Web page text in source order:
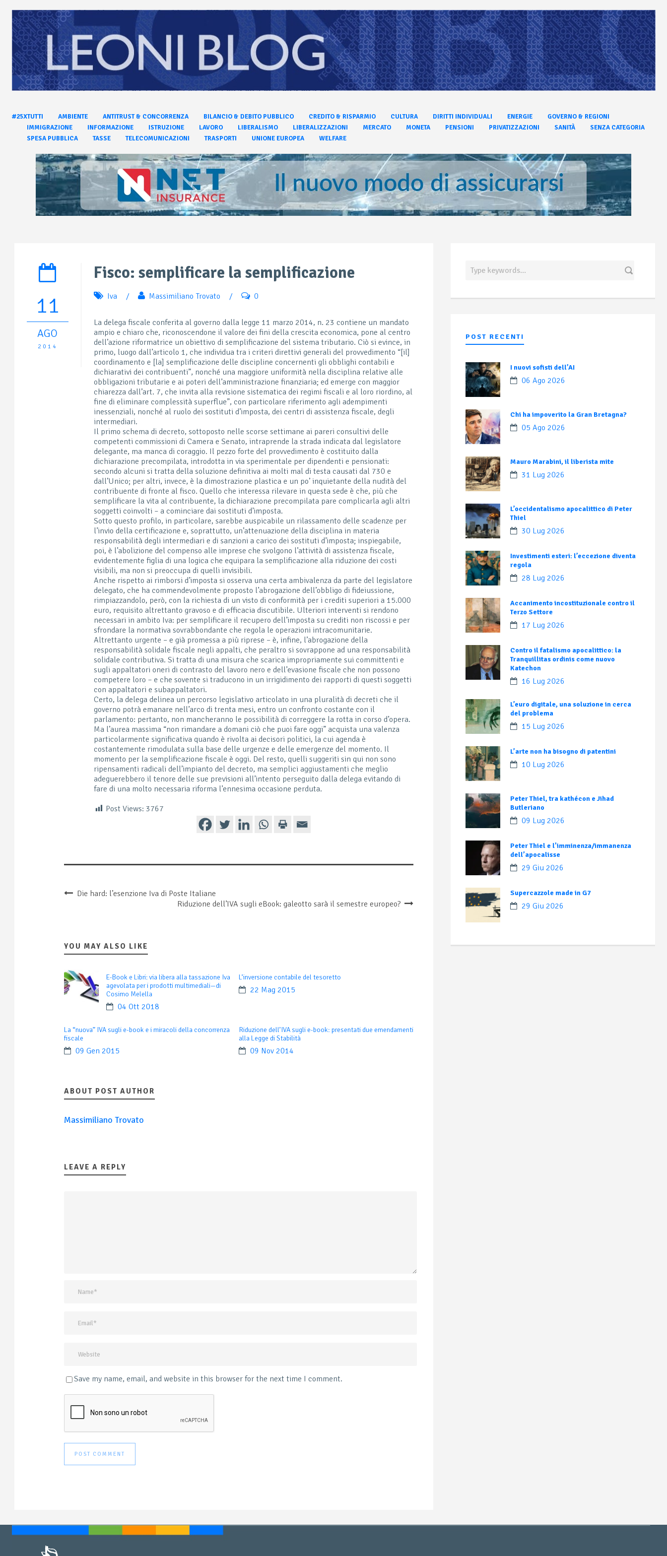
#25XTUTTI AMBIENTE ANTITRUST & CONCORRENZA BILANCIO & DEBITO PUBBLICO CREDITO & RISPARMIO CULTURA DIRITTI INDIVIDUALI ENERGIE
GOVERNO & REGIONI
IMMIGRAZIONE
INFORMAZIONE ISTRUZIONE LAVORO LIBERALISMO LIBERALIZZAZIONI MERCATO MONETA PENSIONI PRIVATIZZAZIONI SANITÀ
SENZA CATEGORIA
SPESA PUBBLICA
TASSE TELECOMUNICAZIONI TRASPORTI UNIONE EUROPEA WELFARE
11
AGO
2014
Fisco: semplificare la semplificazione
Iva / Massimiliano Trovato / 0
La delega fiscale conferita al governo dalla legge 11 marzo 2014, n. 23 contiene un mandato
ampio e chiaro che, riconoscendone il valore dei fini della crescita economica, pone al centro
dell’azione riformatrice un obiettivo di semplificazione del sistema tributario. Ciò si evince, in
primo, luogo dall’articolo 1, che individua tra i criteri direttivi generali del provvedimento “[il]
coordinamento e [la] semplificazione delle discipline concernenti gli obblighi contabili e
dichiarativi dei contribuenti”, nonché una maggiore uniformità nella disciplina relative alle
obbligazioni tributarie e ai poteri dell’amministrazione finanziaria; ed emerge con maggior
chiarezza dall’art. 7, che invita alla revisione sistematica dei regimi fiscali e al loro riordino, al
fine di eliminare complessità superflue”, con particolare riferimento agli adempimenti
inessenziali, nonché al ruolo dei sostituti d’imposta, dei centri di assistenza fiscale, degli
intermediari.
Il primo schema di decreto, sottoposto nelle scorse settimane ai pareri consultivi delle
competenti commissioni di Camera e Senato, intraprende la strada indicata dal legislatore
delegante, ma manca di coraggio. Il pezzo forte del provvedimento è costituito dalla
dichiarazione precompilata, introdotta in via sperimentale per dipendenti e pensionati:
secondo alcuni si tratta della soluzione definitiva ai molti mal di testa causati dal 730 e
dall’Unico; per altri, invece, è la dimostrazione plastica e un po’ inquietante della nudità del
contribuente di fronte al fisco. Quello che interessa rilevare in questa sede è che, più che
semplificare la vita al contribuente, la dichiarazione precompilata pare complicarla agli altri
soggetti coinvolti – a cominciare dai sostituti d’imposta.
Sotto questo profilo, in particolare, sarebbe auspicabile un rilassamento delle scadenze per
l’invio della certificazione e, soprattutto, un’attenuazione della disciplina in materia
responsabilità degli intermediari e di sanzioni a carico dei sostituti d’imposta; inspiegabile,
poi, è l’abolizione del compenso alle imprese che svolgono l’attività di assistenza fiscale,
evidentemente figlia di una logica che equipara la semplificazione alla riduzione dei costi
visibili, ma non si preoccupa di quelli invisibili.
Anche rispetto ai rimborsi d’imposta si osserva una certa ambivalenza da parte del legislatore
delegato, che ha commendevolmente proposto l’abrogazione dell’obbligo di fideiussione,
rimpiazzandolo, però, con la richiesta di un visto di conformità per i crediti superiori a 15.000
euro, requisito altrettanto gravoso e di efficacia discutibile. Ulteriori interventi si rendono
necessari in ambito Iva: per semplificare il recupero dell’imposta su crediti non riscossi e per
sfrondare la normativa sovrabbondante che regola le operazioni intracomunitarie.
Altrettanto urgente – e già promessa a più riprese – è, infine, l’abrogazione della
responsabilità solidale fiscale negli appalti, che peraltro si sovrappone ad una responsabilità
solidale contributiva. Si tratta di una misura che scarica impropriamente sui committenti e
sugli appaltatori oneri di contrasto del lavoro nero e dell’evasione fiscale che non possono
competere loro – e che sovente si traducono in un irrigidimento dei rapporti di questi soggetti
con appaltatori e subappaltatori.
Certo, la delega delinea un percorso legislativo articolato in una pluralità di decreti che il
governo potrà emanare nell’arco di trenta mesi, entro un confronto costante con il
parlamento: pertanto, non mancheranno le possibilità di correggere la rotta in corso d’opera.
Ma l’aurea massima “non rimandare a domani ciò che puoi fare oggi” acquista una valenza
particolarmente significativa quando è rivolta ai decisori politici, la cui agenda è
costantemente rimodulata sulla base delle urgenze e delle emergenze del momento. Il
momento per la semplificazione fiscale è oggi. Del resto, quelli suggeriti sin qui non sono
ripensamenti radicali dell’impianto del decreto, ma semplici aggiustamenti che meglio
adeguerebbero il tenore delle sue previsioni all’intento perseguito dalla delega evitando di
fare di una molto necessaria riforma l’ennesima occasione perduta.
Post Views: 3767
Die hard: l’esenzione Iva di Poste Italiane
Riduzione dell’IVA sugli eBook: galeotto sarà il semestre europeo?
YOU MAY ALSO LIKE
E-Book e Libri: via libera alla tassazione Iva
agevolata per i prodotti multimediali—di
Cosimo Melella
04 Ott 2018
L’inversione contabile del tesoretto
22 Mag 2015
La “nuova” IVA sugli e-book e i miracoli della concorrenza
fiscale
09 Gen 2015
Riduzione dell’IVA sugli e-book: presentati due emendamenti
alla Legge di Stabilità
09 Nov 2014
ABOUT POST AUTHOR
Massimiliano Trovato
LEAVE A REPLY
Save my name, email, and website in this browser for the next time I comment.
POST RECENTI
I nuovi sofisti dell’AI
06 Ago 2026
Chi ha impoverito la Gran Bretagna?
05 Ago 2026
Mauro Marabini, il liberista mite
31 Lug 2026
L’occidentalismo apocalittico di Peter
Thiel
30 Lug 2026
Investimenti esteri: l’eccezione diventa
regola
28 Lug 2026
Accanimento incostituzionale contro il
Terzo Settore
17 Lug 2026
Contro il fatalismo apocalittico: la
Tranquillitas ordinis come nuovo
Katechon
16 Lug 2026
L’euro digitale, una soluzione in cerca
del problema
15 Lug 2026
L’arte non ha bisogno di patentini
10 Lug 2026
Peter Thiel, tra kathécon e Jihad
Butleriano
09 Lug 2026
Peter Thiel e l’imminenza/immanenza
dell’apocalisse
29 Giu 2026
Supercazzole made in G7
29 Giu 2026